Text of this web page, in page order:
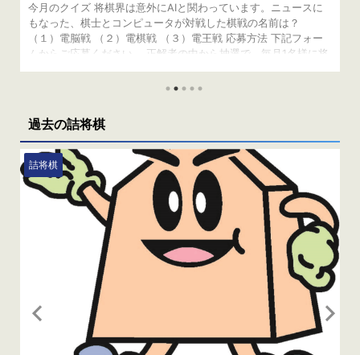
今月のクイズ 将棋界は意外にAIと関わっています。ニュースに
もなった、棋士とコンピュータが対戦した棋戦の名前は？
（１）電脳戦 （２）電棋戦 （３）電王戦 応募方法 下記フォー
ムからご応募ください。 正解者の中から抽選で、毎月1名様に将
（火）です。 当選者の発表は、発送をもってかえさせていただ
れた羽生善治竜王（当時）の19歳 ...
過去の詰将棋
詰将棋